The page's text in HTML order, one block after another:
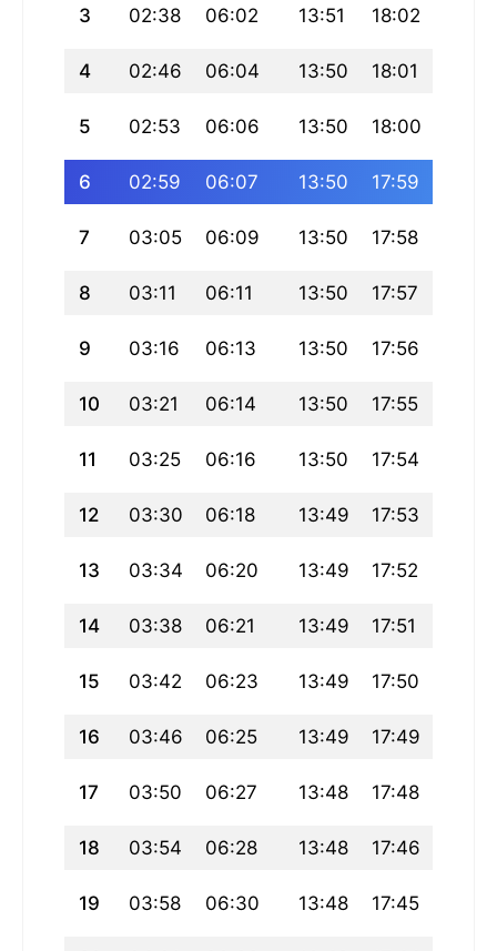
3 02:38 06:02 13:51 18:02
4 02:46 06:04 13:50 18:01
5 02:53 06:06 13:50 18:00
6 02:59 06:07 13:50 17:59
7 03:05 06:09 13:50 17:58
8 03:11 06:11 13:50 17:57
9 03:16 06:13 13:50 17:56
10 03:21 06:14 13:50 17:55
11 03:25 06:16 13:50 17:54
12 03:30 06:18 13:49 17:53
13 03:34 06:20 13:49 17:52
14 03:38 06:21 13:49 17:51
15 03:42 06:23 13:49 17:50
16 03:46 06:25 13:49 17:49
17 03:50 06:27 13:48 17:48
18 03:54 06:28 13:48 17:46
19 03:58 06:30 13:48 17:45